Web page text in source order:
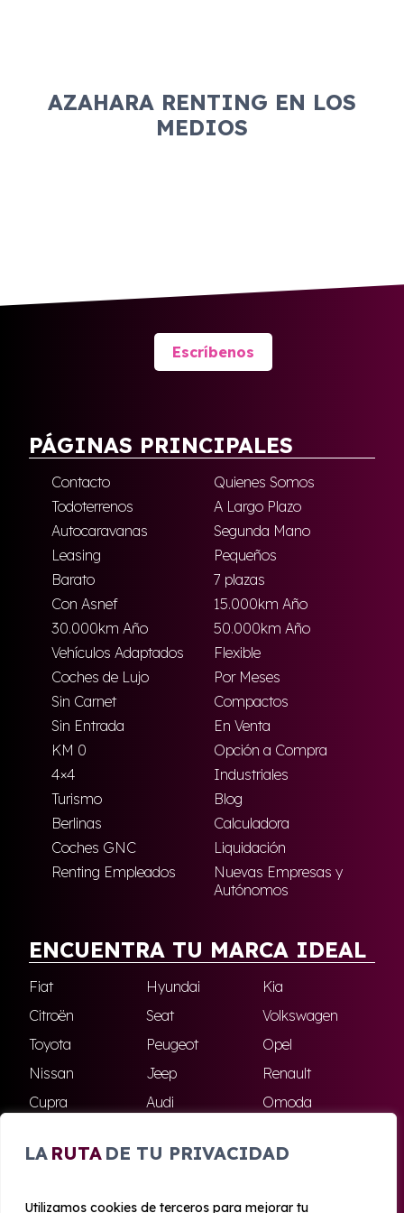
LA RUTA DE TU PRIVACIDAD
Utilizamos cookies de terceros para mejorar tu
AZAHARA RENTING EN LOS
MEDIOS
Escríbenos
PÁGINAS PRINCIPALES
Contacto
Quienes Somos
Todoterrenos
A Largo Plazo
Autocaravanas
Segunda Mano
Leasing
Pequeños
Barato
7 plazas
Con Asnef
15.000km Año
30.000km Año
50.000km Año
Vehículos Adaptados
Flexible
Coches de Lujo
Por Meses
Sin Carnet
Compactos
Sin Entrada
En Venta
KM 0
Opción a Compra
4×4
Industriales
Turismo
Blog
Berlinas
Calculadora
Coches GNC
Liquidación
Renting Empleados
Nuevas Empresas y
Autónomos
ENCUENTRA TU MARCA IDEAL
Fiat Hyundai
Kia
Citroën
Seat
Volkswagen
Toyota
Peugeot
Opel
Nissan
Jeep
Renault
Cupra
Audi
Omoda
Skoda
Ford Todas las marcas